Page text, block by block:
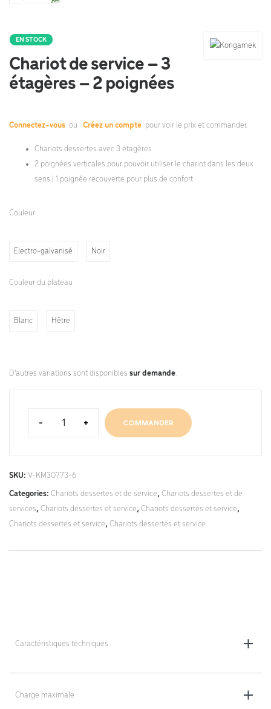
EN STOCK
Chariot de service – 3
étagères – 2 poignées
Connectez-vous ou Créez un compte pour voir le prix et commander.
Chariots dessertes avec 3 étagères
2 poignées verticales pour pouvoir utiliser le chariot dans les deux
sens | 1 poignée recouverte pour plus de confort
Couleur
Electro-galvanisé Noir
Couleur du plateau
Blanc Hêtre
D'autres variations sont disponibles sur demande.
- + COMMANDER
SKU: V-KM30773-6
Categories: Chariots dessertes et de service, Chariots dessertes et de
services, Chariots dessertes et service, Chariots dessertes et service,
Chariots dessertes et service, Chariots dessertes et service
Caractéristiques techniques
Dimensions totales (L x l x h) : 1020 x 555 x 965 mm
Charge maximale